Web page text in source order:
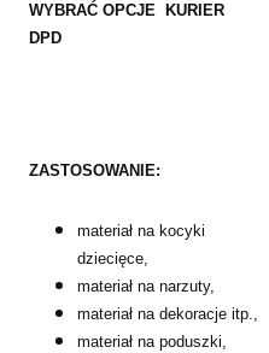
WYBRAĆ OPCJE KURIER
DPD
ZASTOSOWANIE:
materiał na kocyki
dziecięce,
materiał na narzuty,
materiał na dekoracje itp.,
materiał na poduszki,